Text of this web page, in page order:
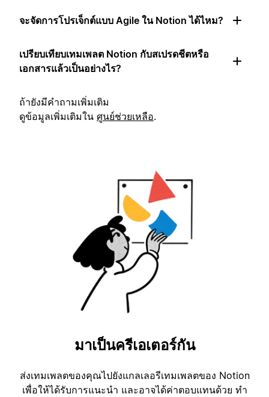
จะจัดการโปรเจ็กต์แบบ Agile ใน Notion ได้ไหม?
เปรียบเทียบเทมเพลต Notion กับสเปรดชีตหรือ
เอกสารแล้วเป็นอย่างไร?
ถ้ายังมีคำถามเพิ่มเติม
ดูข้อมูลเพิ่มเติมใน ศูนย์ช่วยเหลือ.
มาเป็นครีเอเตอร์กัน
ส่งเทมเพลตของคุณไปยังแกลเลอรีเทมเพลตของ Notion
เพื่อให้ได้รับการแนะนำ และอาจได้ค่าตอบแทนด้วย ทำ